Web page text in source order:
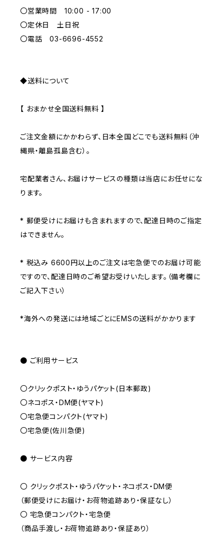
GRAY
〇営業時間 10:00 - 17:00
〇定休日 土日祝
〇電話 03-6696-4552
◆送料について
【 おまかせ全国送料無料 】
ご注文金額にかかわらず、日本全国どこでも送料無料（沖
縄県・離島孤島含む）。
宅配業者さん、お届けサービスの種類は当店にお任せにな
ります。
* 郵便受けにお届けも含まれますので、配達日時のご指定
はできません。
* 税込み 6600円以上のご注文は宅急便でのお届け可能
ですので、配達日時のご希望お受けいたします。（備考欄に
ご記入下さい）
*海外への発送には地域ごとにEMSの送料がかかります
● ご利用サービス
〇クリックポスト・ゆうパケット(日本郵政)
〇ネコポス・DM便(ヤマト)
〇宅急便コンパクト(ヤマト)
〇宅急便(佐川急便)
● サービス内容
〇 クリックポスト・ゆうパケット・ネコポス・DM便
（郵便受けにお届け・お荷物追跡あり・保証なし）
〇 宅急便コンパクト・宅急便
（商品手渡し・お荷物追跡あり・保証あり）